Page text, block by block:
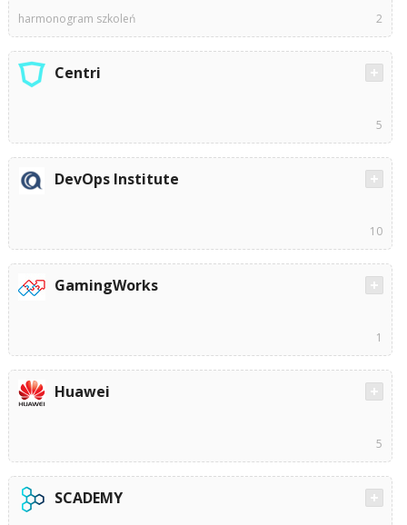
harmonogram szkoleń 2
Centri
5
DevOps Institute
10
GamingWorks
1
Huawei
5
SCADEMY